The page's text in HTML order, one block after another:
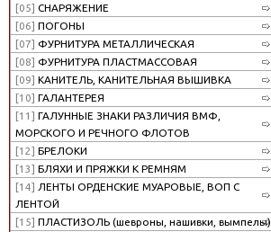
[05] СНАРЯЖЕНИЕ
[06] ПОГОНЫ
[07] ФУРНИТУРА МЕТАЛЛИЧЕСКАЯ
[08] ФУРНИТУРА ПЛАСТМАССОВАЯ
[09] КАНИТЕЛЬ, КАНИТЕЛЬНАЯ ВЫШИВКА
[10] ГАЛАНТЕРЕЯ
[11] ГАЛУННЫЕ ЗНАКИ РАЗЛИЧИЯ ВМФ,
МОРСКОГО И РЕЧНОГО ФЛОТОВ
[12] БРЕЛОКИ
[13] БЛЯХИ И ПРЯЖКИ К РЕМНЯМ
[14] ЛЕНТЫ ОРДЕНСКИЕ МУАРОВЫЕ, ВОП С
ЛЕНТОЙ
[15] ПЛАСТИЗОЛЬ (шевроны, нашивки, вымпелы)